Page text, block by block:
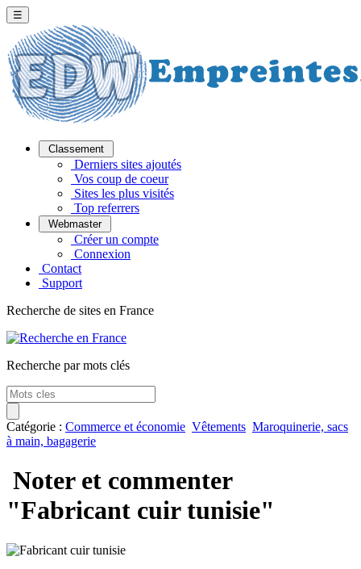
☰
Classement
Derniers sites ajoutés
Vos coup de coeur
Sites les plus visités
Top referrers
Webmaster
Créer un compte
Connexion
Contact
Support
Recherche de sites en France
Recherche par mots clés
Catégorie : Commerce et économie Vêtements Maroquinerie, sacs
à main, bagagerie
Noter et commenter
"Fabricant cuir tunisie"